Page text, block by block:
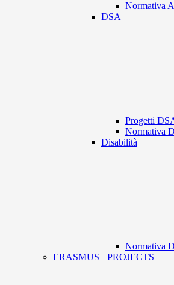
Normativa
DSA
Progetti
Normativa
Disabilità
Normativa
ERASMUS+ PROJECTS